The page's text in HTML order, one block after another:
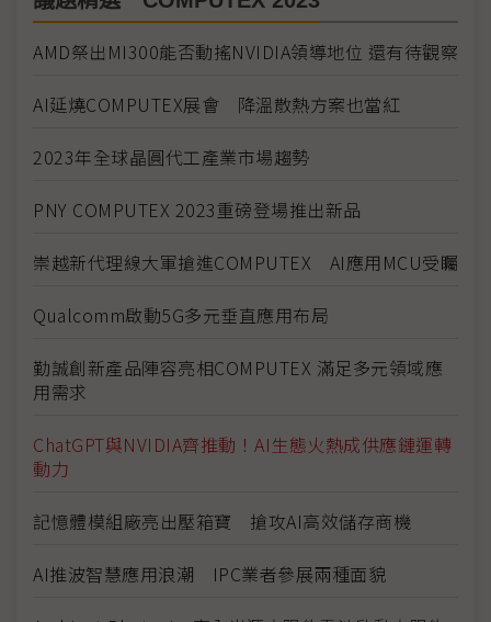
AMD祭出MI300能否動搖NVIDIA領導地位 還有待觀察
AI延燒COMPUTEX展會 降溫散熱方案也當紅
2023年全球晶圓代工產業市場趨勢
PNY COMPUTEX 2023重磅登場推出新品
崇越新代理線大軍搶進COMPUTEX AI應用MCU受矚
Qualcomm啟動5G多元垂直應用布局
勤誠創新產品陣容亮相COMPUTEX 滿足多元領域應
用需求
ChatGPT與NVIDIA齊推動！AI生態火熱成供應鏈運轉
動力
記憶體模組廠亮出壓箱寶 搶攻AI高效儲存商機
AI推波智慧應用浪潮 IPC業者參展兩種面貌